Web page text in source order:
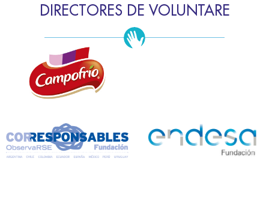
DIRECTORES DE VOLUNTARE